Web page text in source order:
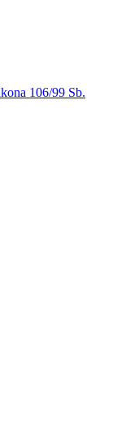
106/99 Sb.